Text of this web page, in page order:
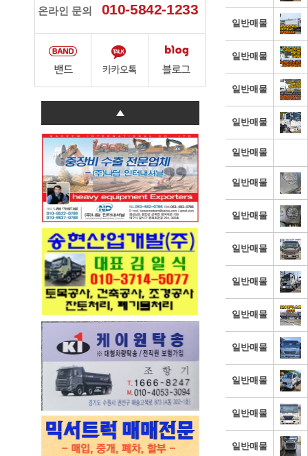
온라인 문의 010-5842-1233
일반매물
일반매물
일반매물
일반매물
일반매물
일반매물
일반매물
일반매물
일반매물
일반매물
일반매물
일반매물
일반매물
일반매물